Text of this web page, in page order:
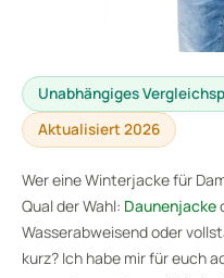
Unabhängiges
Aktualisiert 2026
Wer eine Winterjacke für
Qual der Wahl: Daunenjacke
Wasserabweisend oder
kurz? Ich habe mir für euch